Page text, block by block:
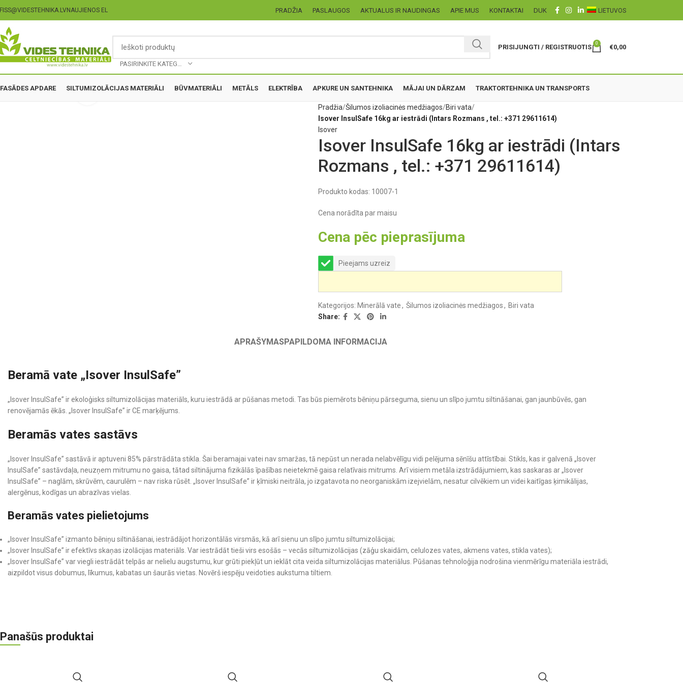
NAUJIENOS EL PRADŽIA PASLAUGOS AKTUALUS IR NAUDINGAS APIE MUS KONTAKTAI DUK LIETUVOS
PRISIJUNGTI / REGISTRUOTIS
0
€0,00
FASĀDES APDARE SILTUMIZOLĀCIJAS MATERIĀLI BŪVMATERIĀLI METĀLS ELEKTRĪBA APKURE UN SANTEHNIKA MĀJAI UN DĀRZAM TRAKTORTEHNIKA UN TRANSPORTS
Click to enlarge
Pradžia Šilumos izoliacinės medžiagos Biri vata
Isover InsulSafe 16kg ar iestrādi (Intars Rozmans , tel.: +371 29611614)
Isover
Isover InsulSafe 16kg ar iestrādi (Intars
Rozmans , tel.: +371 29611614)
Produkto kodas: 10007-1
Cena norādīta par maisu
Cena pēc pieprasījuma
Pieejams uzreiz
Kategorijos: Minerālā vate, Šilumos izoliacinės medžiagos, Biri vata
Share:
APRAŠYMASPAPILDOMA INFORMACIJA
Beramā vate „Isover InsulSafe”
„Isover InsulSafe” ir ekoloģisks siltumizolācijas materiāls, kuru iestrādā ar pūšanas metodi. Tas būs piemērots bēniņu pārseguma, sienu un slīpo jumtu siltināšanai, gan jaunbūvēs, gan
renovējamās ēkās. „Isover InsulSafe” ir CE marķējums.
Beramās vates sastāvs
„Isover InsulSafe” sastāvā ir aptuveni 85% pārstrādāta stikla. Šai beramajai vatei nav smaržas, tā nepūst un nerada nelabvēlīgu vidi pelējuma sēnīšu attīstībai. Stikls, kas ir galvenā „Isover
InsulSafe” sastāvdaļa, neuzņem mitrumu no gaisa, tātad siltinājuma fizikālās īpašības neietekmē gaisa relatīvais mitrums. Arī visiem metāla izstrādājumiem, kas saskaras ar „Isover
InsulSafe” – naglām, skrūvēm, caurulēm – nav riska rūsēt. „Isover InsulSafe” ir ķīmiski neitrāla, jo izgatavota no neorganiskām izejvielām, nesatur cilvēkiem un videi kaitīgas ķimikālijas,
alergēnus, kodīgas un abrazīvas vielas.
Beramās vates pielietojums
„Isover InsulSafe” izmanto bēniņu siltināšanai, iestrādājot horizontālās virsmās, kā arī sienu un slīpo jumtu siltumizolācijai;
„Isover InsulSafe” ir efektīvs skaņas izolācijas materiāls. Var iestrādāt tieši virs esošās – vecās siltumizolācijas (zāģu skaidām, celulozes vates, akmens vates, stikla vates);
„Isover InsulSafe” var viegli iestrādāt telpās ar nelielu augstumu, kur grūti piekļūt un ieklāt cita veida siltumizolācijas materiālus. Pūšanas tehnoloģija nodrošina vienmērīgu materiāla iestrādi,
aizpildot visus dobumus, līkumus, kabatas un šaurās vietas. Novērš iespēju veidoties aukstuma tiltiem.
Panašūs produktai